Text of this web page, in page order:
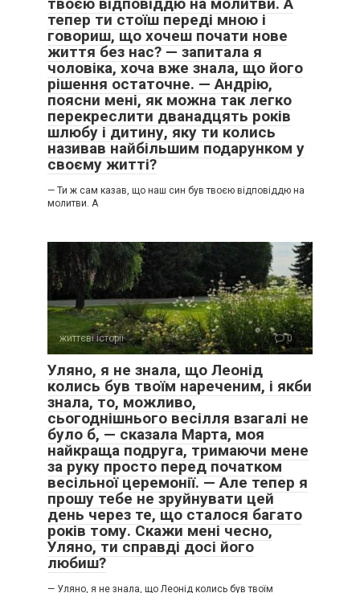
тепер ти стоїш переді мною і
говориш, що хочеш почати нове
життя без нас? — запитала я
чоловіка, хоча вже знала, що його
рішення остаточне. — Андрію,
поясни мені, як можна так легко
перекреслити дванадцять років
шлюбу і дитину, яку ти колись
називав найбільшим подарунком у
своєму житті?
— Ти ж сам казав, що наш син був твоєю відповіддю на
молитви. А
життєві історії 0
Уляно, я не знала, що Леонід
колись був твоїм нареченим, і якби
знала, то, можливо,
сьогоднішнього весілля взагалі не
було б, — сказала Марта, моя
найкраща подруга, тримаючи мене
за руку просто перед початком
весільної церемонії. — Але тепер я
прошу тебе не зруйнувати цей
день через те, що сталося багато
років тому. Скажи мені чесно,
Уляно, ти справді досі його
любиш?
— Уляно, я не знала, що Леонід колись був твоїм